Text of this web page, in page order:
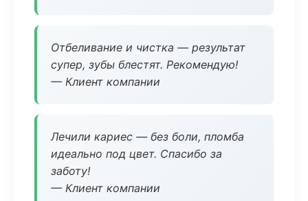
Отбеливание и чистка — результат
супер, зубы блестят. Рекомендую!
— Клиент компании
Лечили кариес — без боли, пломба
идеально под цвет. Спасибо за
заботу!
— Клиент компании